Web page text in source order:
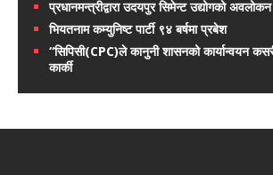
प्रधानमन्त्रीद्वारा उदयपुर सिमेन्ट उद्योगको अवलोकन
भियतनाम कम्युनिष्ट पार्टी ९४ बर्षमा प्रबेश
“सिपिसी(CPC)ले कानुनी शासनको कार्यान्वयन
कार्की